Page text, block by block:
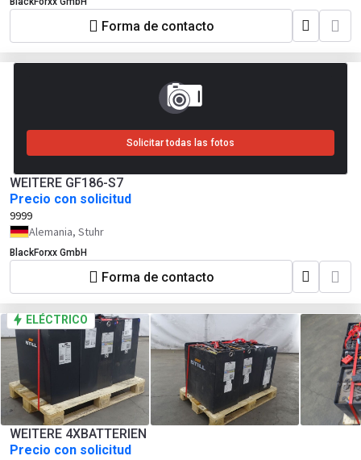
Forma de contacto
Solicitar todas las fotos
WEITERE GF186-S7
Precio con solicitud
9999
Alemania, Stuhr
BlackForxx GmbH
Forma de contacto
ELÉCTRICO
WEITERE 4XBATTERIEN
Precio con solicitud